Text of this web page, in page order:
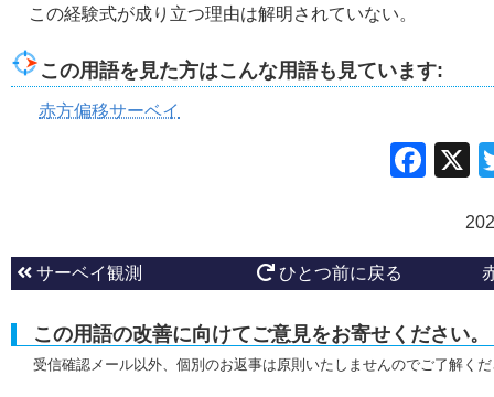
この経験式が成り立つ理由は解明されていない。
この用語を見た方はこんな用語も見ています:
赤方偏移サーベイ
サーベイ観測 ひとつ前に戻る
この用語の改善に向けてご意見をお寄せください。
受信確認メール以外、個別のお返事は原則いたしませんのでご了解く